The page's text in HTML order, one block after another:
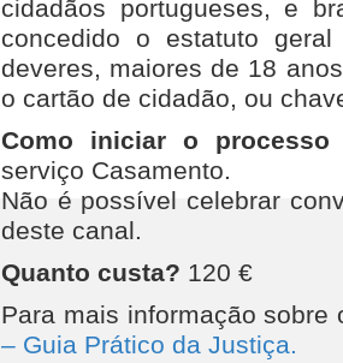
cidadãos portugueses, e
concedido o estatuto
deveres, maiores de 18
o cartão de cidadão, ou
Como iniciar o processo
serviço Casamento.
Não é possível celebrar
deste canal.
Quanto custa? 120 €
Para mais informação
– Guia Prático da Justiça.